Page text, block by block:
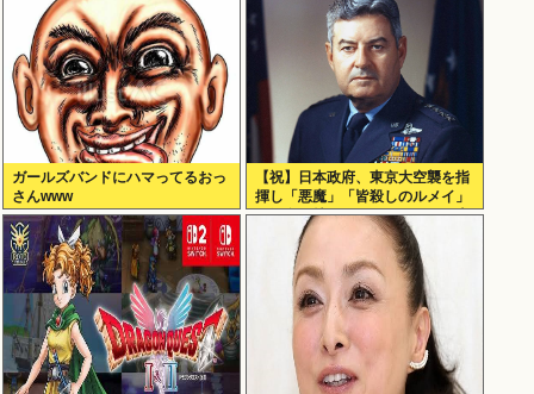
ガールズバンドにハマってるおっ
さんwww
【祝】日本政府、東京大空襲を指
揮し「悪魔」「皆殺しのルメイ」
の渾名を持つカーチス・ルメイ米
国空軍大将に勲一等旭日大綬章を